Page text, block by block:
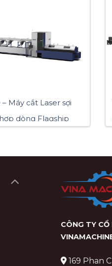
– Máy cắt Laser sợi
dòng Flagship
CÔNG TY CỔ
169 Phan